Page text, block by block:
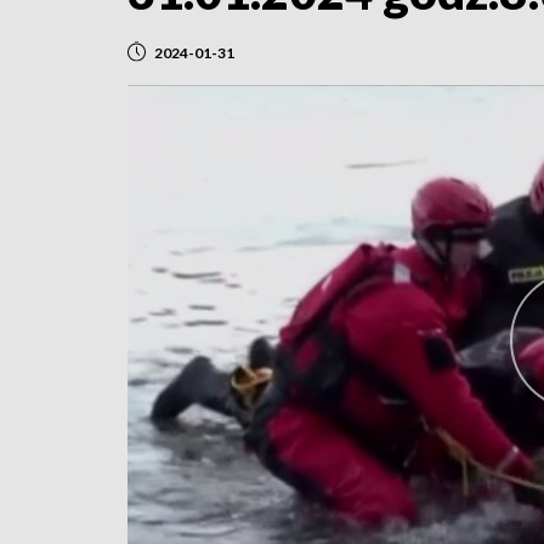
2024-01-31